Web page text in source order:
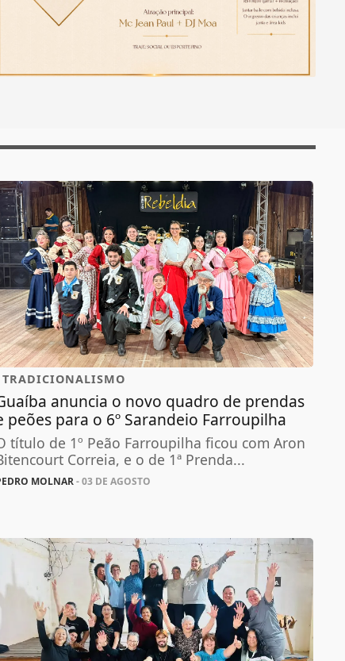
TRADICIONALISMO
anuncia o novo quadro de prendas
peões para o 6º Sarandeio Farroupilha
título de 1º Peão Farroupilha ficou com Aron
Correia, e o de 1ª Prenda...
MOLNAR- 03 DE AGOSTO